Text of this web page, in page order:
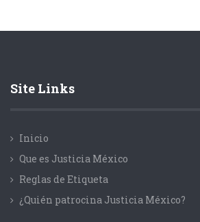
Site Links
Inicio
Que es Justicia México
Reglas de Etiqueta
¿Quién patrocina Justicia México?